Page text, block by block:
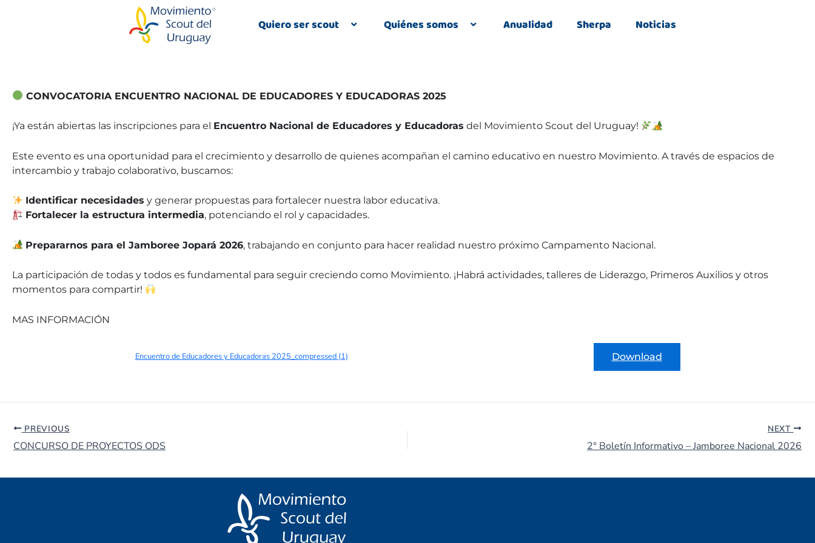
Quiero ser scout Quiénes somos Anualidad Sherpa Noticias
CONVOCATORIA ENCUENTRO NACIONAL DE EDUCADORES Y EDUCADORAS 2025
¡Ya están abiertas las inscripciones para el Encuentro Nacional de Educadores y Educadoras del Movimiento Scout del Uruguay!
Este evento es una oportunidad para el crecimiento y desarrollo de quienes acompañan el camino educativo en nuestro Movimiento. A través de espacios de
intercambio y trabajo colaborativo, buscamos:
Identificar necesidades y generar propuestas para fortalecer nuestra labor educativa.
Fortalecer la estructura intermedia, potenciando el rol y capacidades.
Prepararnos para el Jamboree Jopará 2026, trabajando en conjunto para hacer realidad nuestro próximo Campamento Nacional.
La participación de todas y todos es fundamental para seguir creciendo como Movimiento. ¡Habrá actividades, talleres de Liderazgo, Primeros Auxilios y otros
momentos para compartir!
MAS INFORMACIÓN
Encuentro de Educadores y Educadoras 2025_compressed (1) Download
PREVIOUS
CONCURSO DE PROYECTOS ODS
NEXT
2° Boletín Informativo – Jamboree Nacional 2026